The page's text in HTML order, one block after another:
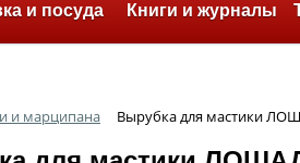
и посуда Книги и журналы
и марципана Вырубка для мастики